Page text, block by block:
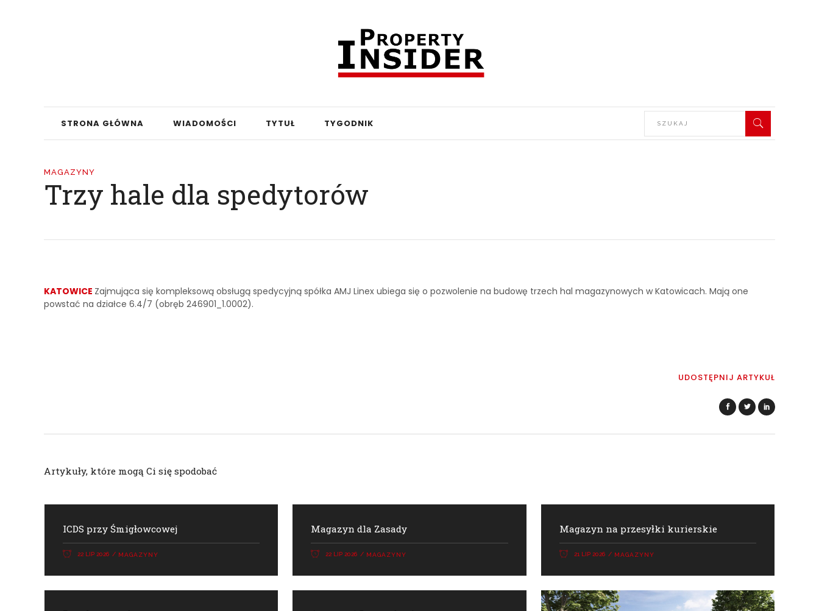
STRONA GŁÓWNA WIADOMOŚCI TYTUŁ TYGODNIK
MAGAZYNY
Trzy hale dla spedytorów
KATOWICE Zajmująca się kompleksową obsługą spedycyjną spółka AMJ Linex ubiega się o pozwolenie na budowę trzech hal magazynowych w Katowicach. Mają one
powstać na działce 6.4/7 (obręb 246901_1.0002).
UDOSTĘPNIJ ARTYKUŁ
Artykuły, które mogą Ci się spodobać
ICDS przy Śmigłowcowej
22 LIP 2026 MAGAZYNY
Magazyn dla Zasady
22 LIP 2026 MAGAZYNY
Magazyn na przesyłki kurierskie
21 LIP 2026 MAGAZYNY